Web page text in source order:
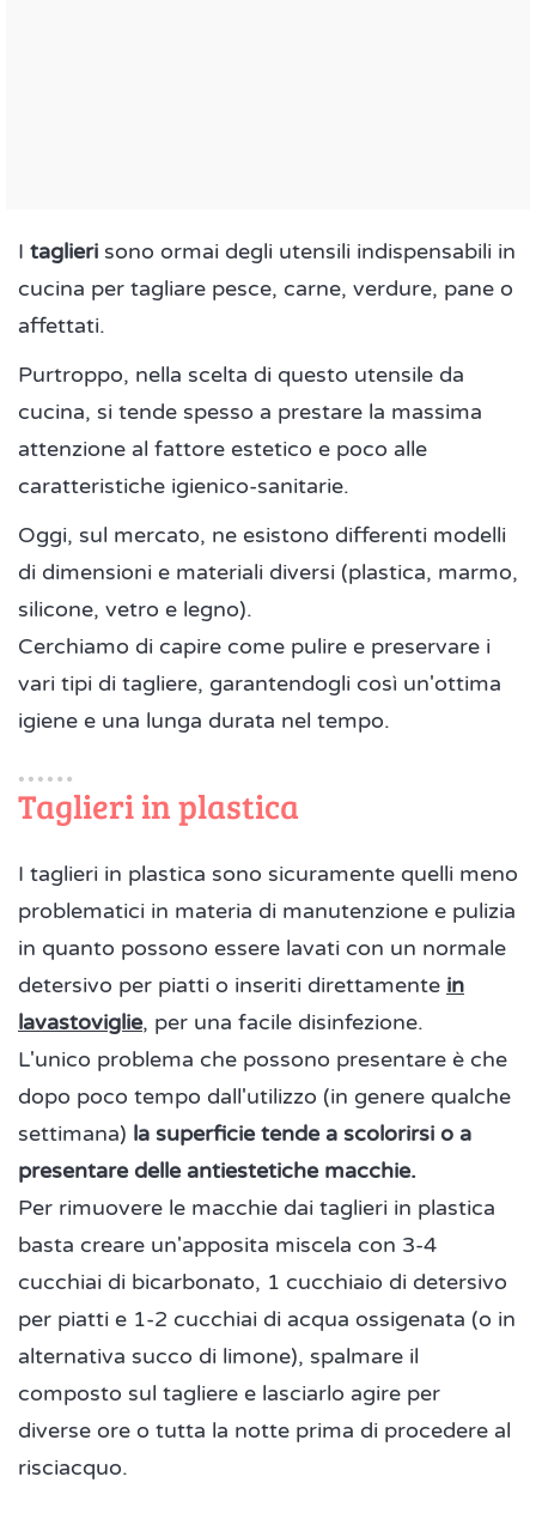
I taglieri sono ormai degli utensili indispensabili in
cucina per tagliare pesce, carne, verdure, pane o
affettati.
Purtroppo, nella scelta di questo utensile da
cucina, si tende spesso a prestare la massima
attenzione al fattore estetico e poco alle
caratteristiche igienico-sanitarie.
Oggi, sul mercato, ne esistono differenti modelli
di dimensioni e materiali diversi (plastica, marmo,
silicone, vetro e legno).
Cerchiamo di capire come pulire e preservare i
vari tipi di tagliere, garantendogli così un'ottima
igiene e una lunga durata nel tempo.
Taglieri in plastica
I taglieri in plastica sono sicuramente quelli meno
problematici in materia di manutenzione e pulizia
in quanto possono essere lavati con un normale
detersivo per piatti o inseriti direttamente in
lavastoviglie, per una facile disinfezione.
L'unico problema che possono presentare è che
dopo poco tempo dall'utilizzo (in genere qualche
settimana) la superficie tende a scolorirsi o a
presentare delle antiestetiche macchie.
Per rimuovere le macchie dai taglieri in plastica
basta creare un'apposita miscela con 3-4
cucchiai di bicarbonato, 1 cucchiaio di detersivo
per piatti e 1-2 cucchiai di acqua ossigenata (o in
alternativa succo di limone), spalmare il
composto sul tagliere e lasciarlo agire per
diverse ore o tutta la notte prima di procedere al
risciacquo.